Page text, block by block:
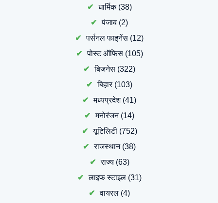
धार्मिक(38)
पंजाब (2)
पर्सनल फाइनेंस (12)
पोस्ट ऑफिस(105)
बिजनेस (322)
बिहार(103)
मध्यप्रदेश(41)
मनोरंजन(14)
यूटिलिटी(752)
राजस्थान(38)
राज्य(63)
लाइफ स्टाइल(31)
वायरल (4)